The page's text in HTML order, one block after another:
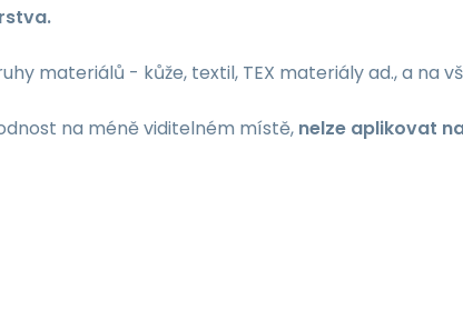
materiálů - kůže, textil, TEX materiály ad., a na
na méně viditelném místě, nelze aplikovat